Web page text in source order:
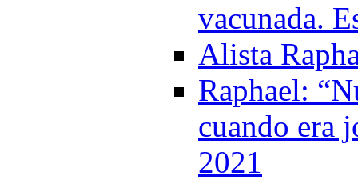
vacunada.
Alista
Raphael:
cuando era
2021